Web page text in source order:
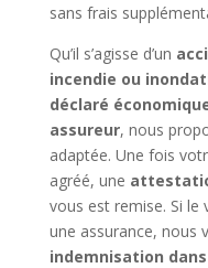
sans frais
Qu’il s’agisse d’un
incendie ou
déclaré
assureur, nous
adaptée. Une fois
agréé, une
vous est remise. Si le
une assurance, nous
indemnisation